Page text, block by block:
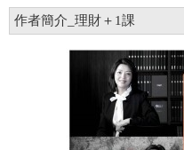
作者簡介_理財＋1課